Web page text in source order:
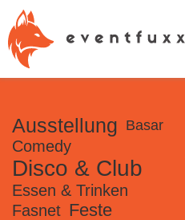
Ausstellung Basar
Comedy
Disco & Club
Essen & Trinken
Fasnet Feste